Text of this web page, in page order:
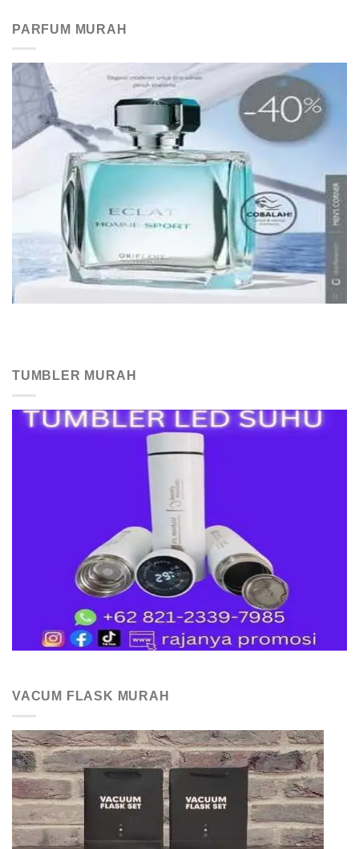
PARFUM MURAH
TUMBLER MURAH
VACUM FLASK MURAH